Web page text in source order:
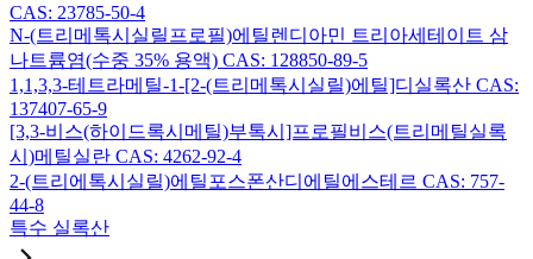
CAS: 23785-50-4
N-(트리메톡시실릴프로필)에틸렌디아민 트리아세테이트 삼
나트륨염(수중 35% 용액) CAS: 128850-89-5
1,1,3,3-테트라메틸-1-[2-(트리메톡시실릴)에틸]디실록산 CAS:
137407-65-9
[3,3-비스(하이드록시메틸)부톡시]프로필비스(트리메틸실록
시)메틸실란 CAS: 4262-92-4
2-(트리에톡시실릴)에틸포스폰산디에틸에스테르 CAS: 757-
44-8
특수 실록산